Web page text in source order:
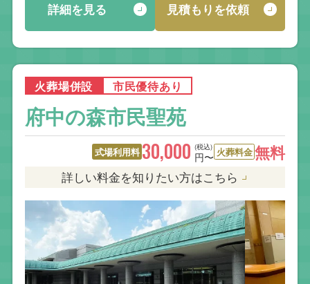
詳細を見る 見積もりを依頼
火葬場併設 市民優待あり
府中の森市民聖苑
式場利用料 (税込)
30,000 円〜 火葬料金無料
詳しい料金を知りたい方はこちら